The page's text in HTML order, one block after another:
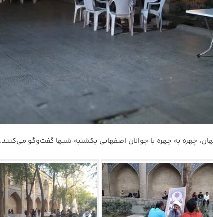
چهره به چهره با جوانان اصفهانی یکشنبه شبها گفت‌وگو می‌کنند.